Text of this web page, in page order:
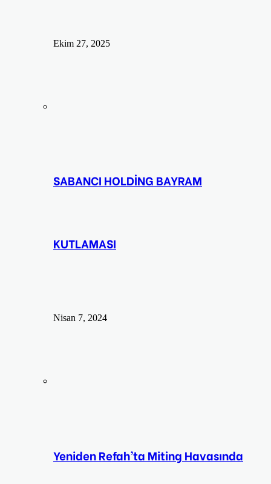
Ekim 27, 2025
SABANCI HOLDİNG BAYRAM
KUTLAMASI
Nisan 7, 2024
Yeniden Refah’ta Miting Havasında